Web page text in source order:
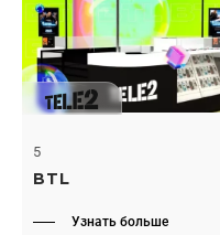
5
BTL
Узнать больше